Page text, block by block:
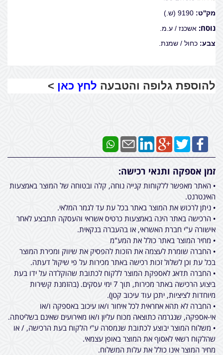
מק''ט: 9190 (ש.)
נוסח: אשכנז / ע.מ.
צבע: כחול / שמנת.
להוספת גלופה והטבעה לחץ כאן >
זמן אספקה ותנאי רכישה:
• האתר מאפשר ללקוחות קנייה נוחה, קלה ובטוחה של המוצר באמצעות
האינטרנט.
• ניתן לרכוש את המוצר באתר בכל עת עד לגמר המלאי.
• הרכישה באתר הינה באמצעות כרטיס אשראי והעסקה תתבצע לאחר
אישורה ע"י חברת האשראי, או בהעברה בנקאית.
• מחיר המוצר באתר כולל את המע"מ
• החברה שומרת לעצמה את הזכות להפסיק את שיווק ומכירת המוצר
בכל עת וכן לשלול זכות רכישה באתר מכירות על פי שיקול דעתה.
• החברה תדאג לאספקת המוצר ללקוח לכתובת שהוקלדה על ידו בעת
ביצוע הרכישה באתר מכירות, תוך 7 ימי עסקים. (בהזמנת קשירות
מיוחדות לציציות, יתכן עוד עיכוב קטן).
• החברה לא תהא אחראית לכל איחור ו/או עיכוב באספקה ו/או
אי-אספקה, שנגרמה כתוצאה מכוח עליון ו/או מאירועים שאינם בשליטתה.
• משלוח המוצר יבוצע לכתובת שנמסרה ע"י הלקוח בעת הרכישה, / או
שהלקוח רשאי לאסוף את המוצר באופן עצמאי.
מחיר המוצר אינו כולל את עלות המשלוח.